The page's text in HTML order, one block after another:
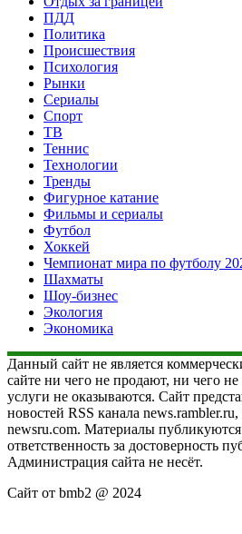
ПДД
Политика
Происшествия
Психология
Рынки
Сериалы
Спорт
ТВ
Теннис
Технологии
Тренды
Фигурное катание
Фильмы и сериалы
Футбол
Хоккей
Чемпионат мира по футболу
Шахматы
Шоу-бизнес
Экология
Экономика
Данный сайт не является
сайте ни чего не продают, ни чего
услуги не оказываются. Сайт
новостей RSS канала
newsru.com. Материалы
ответственность за достоверность
Администрация сайта не несёт.
Сайт от bmb2 @ 2024